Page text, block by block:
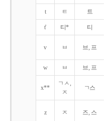
t ㅌ 트
t' 티* 티
v ㅂ 브, 프
w ㅂ 브, 프
x**
ㄱㅅ,
ㅈ
ㄱ스
z ㅈ 즈, 스